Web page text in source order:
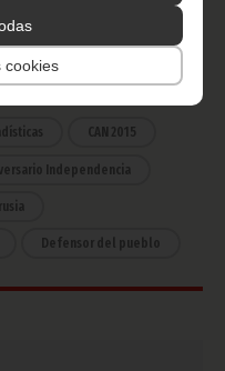
cookies
Presidencia
CAN 2015
Independencia
Defensor del pueblo